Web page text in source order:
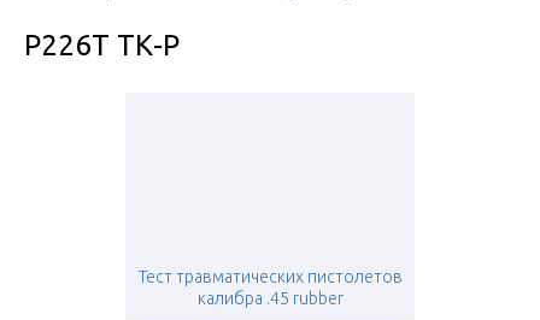
Р226Т ТК-Р
Тест травматических пистолетов
калибра .45 rubber